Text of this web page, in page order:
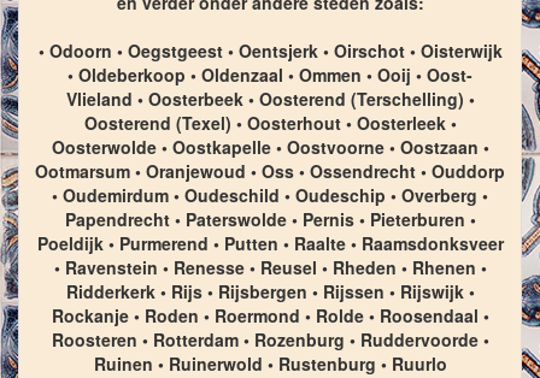
• Odoorn • Oegstgeest • Oentsjerk • Oirschot • Oisterwijk
• Oldeberkoop • Oldenzaal • Ommen • Ooij • Oost-
Vlieland • Oosterbeek • Oosterend (Terschelling) •
Oosterend (Texel) • Oosterhout • Oosterleek •
Oosterwolde • Oostkapelle • Oostvoorne • Oostzaan •
Ootmarsum • Oranjewoud • Oss • Ossendrecht • Ouddorp
• Oudemirdum • Oudeschild • Oudeschip • Overberg •
Papendrecht • Paterswolde • Pernis • Pieterburen •
Poeldijk • Purmerend • Putten • Raalte • Raamsdonksveer
• Ravenstein • Renesse • Reusel • Rheden • Rhenen •
Ridderkerk • Rijs • Rijsbergen • Rijssen • Rijswijk •
Rockanje • Roden • Roermond • Rolde • Roosendaal •
Roosteren • Rotterdam • Rozenburg • Ruddervoorde •
Ruinen • Ruinerwold • Rustenburg • Ruurlo